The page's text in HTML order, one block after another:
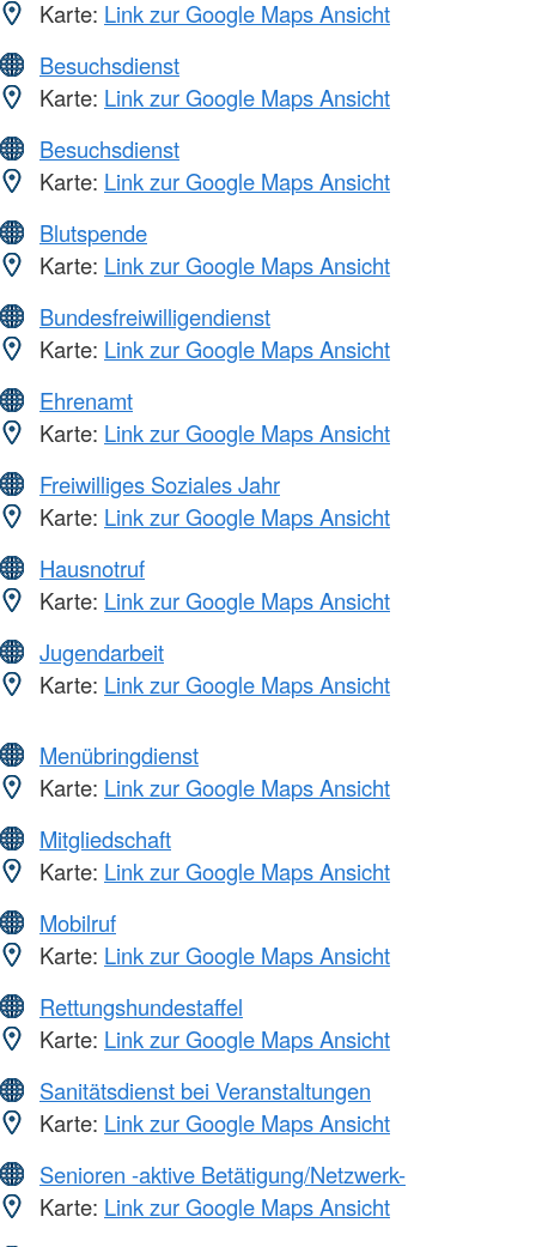
Karte: Link zur Google Maps Ansicht
Besuchsdienst
Karte: Link zur Google Maps Ansicht
Besuchsdienst
Karte: Link zur Google Maps Ansicht
Blutspende
Karte: Link zur Google Maps Ansicht
Bundesfreiwilligendienst
Karte: Link zur Google Maps Ansicht
Ehrenamt
Karte: Link zur Google Maps Ansicht
Freiwilliges Soziales Jahr
Karte: Link zur Google Maps Ansicht
Hausnotruf
Karte: Link zur Google Maps Ansicht
Jugendarbeit
Karte: Link zur Google Maps Ansicht
Menübringdienst
Karte: Link zur Google Maps Ansicht
Mitgliedschaft
Karte: Link zur Google Maps Ansicht
Mobilruf
Karte: Link zur Google Maps Ansicht
Rettungshundestaffel
Karte: Link zur Google Maps Ansicht
Sanitätsdienst bei Veranstaltungen
Karte: Link zur Google Maps Ansicht
Senioren -aktive Betätigung/Netzwerk-
Karte: Link zur Google Maps Ansicht